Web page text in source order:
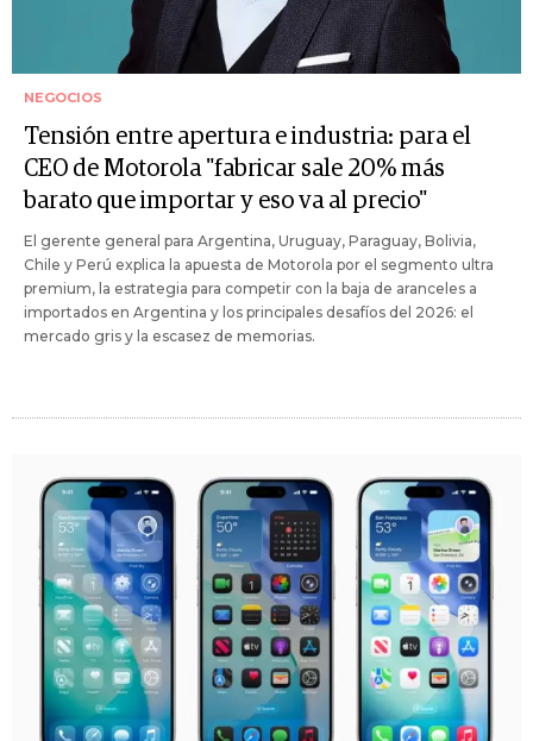
NEGOCIOS
Tensión entre apertura e industria: para el
CEO de Motorola "fabricar sale 20% más
barato que importar y eso va al precio"
El gerente general para Argentina, Uruguay, Paraguay, Bolivia,
Chile y Perú explica la apuesta de Motorola por el segmento ultra
premium, la estrategia para competir con la baja de aranceles a
importados en Argentina y los principales desafíos del 2026: el
mercado gris y la escasez de memorias.